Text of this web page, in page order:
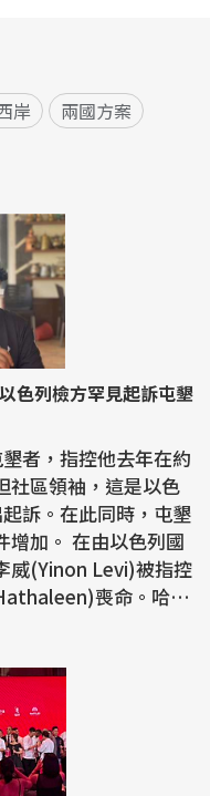
岸
兩國方案
色列檢方罕見起訴屯墾
者，指控他去年在約
社區領袖，這是以色
訴。在此同時，屯墾
以色列國
威(Yinon Levi)被指控
喪命。哈薩